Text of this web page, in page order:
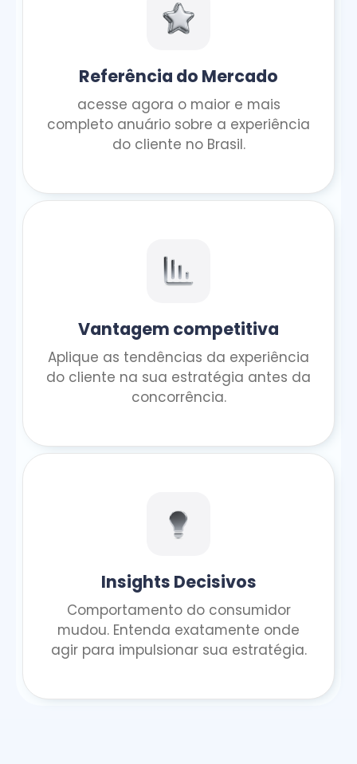
Referência do Mercado
acesse agora o maior e mais
completo anuário sobre a experiência
do cliente no Brasil.
Vantagem competitiva
Aplique as tendências da experiência
do cliente na sua estratégia antes da
concorrência.
Insights Decisivos
Comportamento do consumidor
mudou. Entenda exatamente onde
agir para impulsionar sua estratégia.